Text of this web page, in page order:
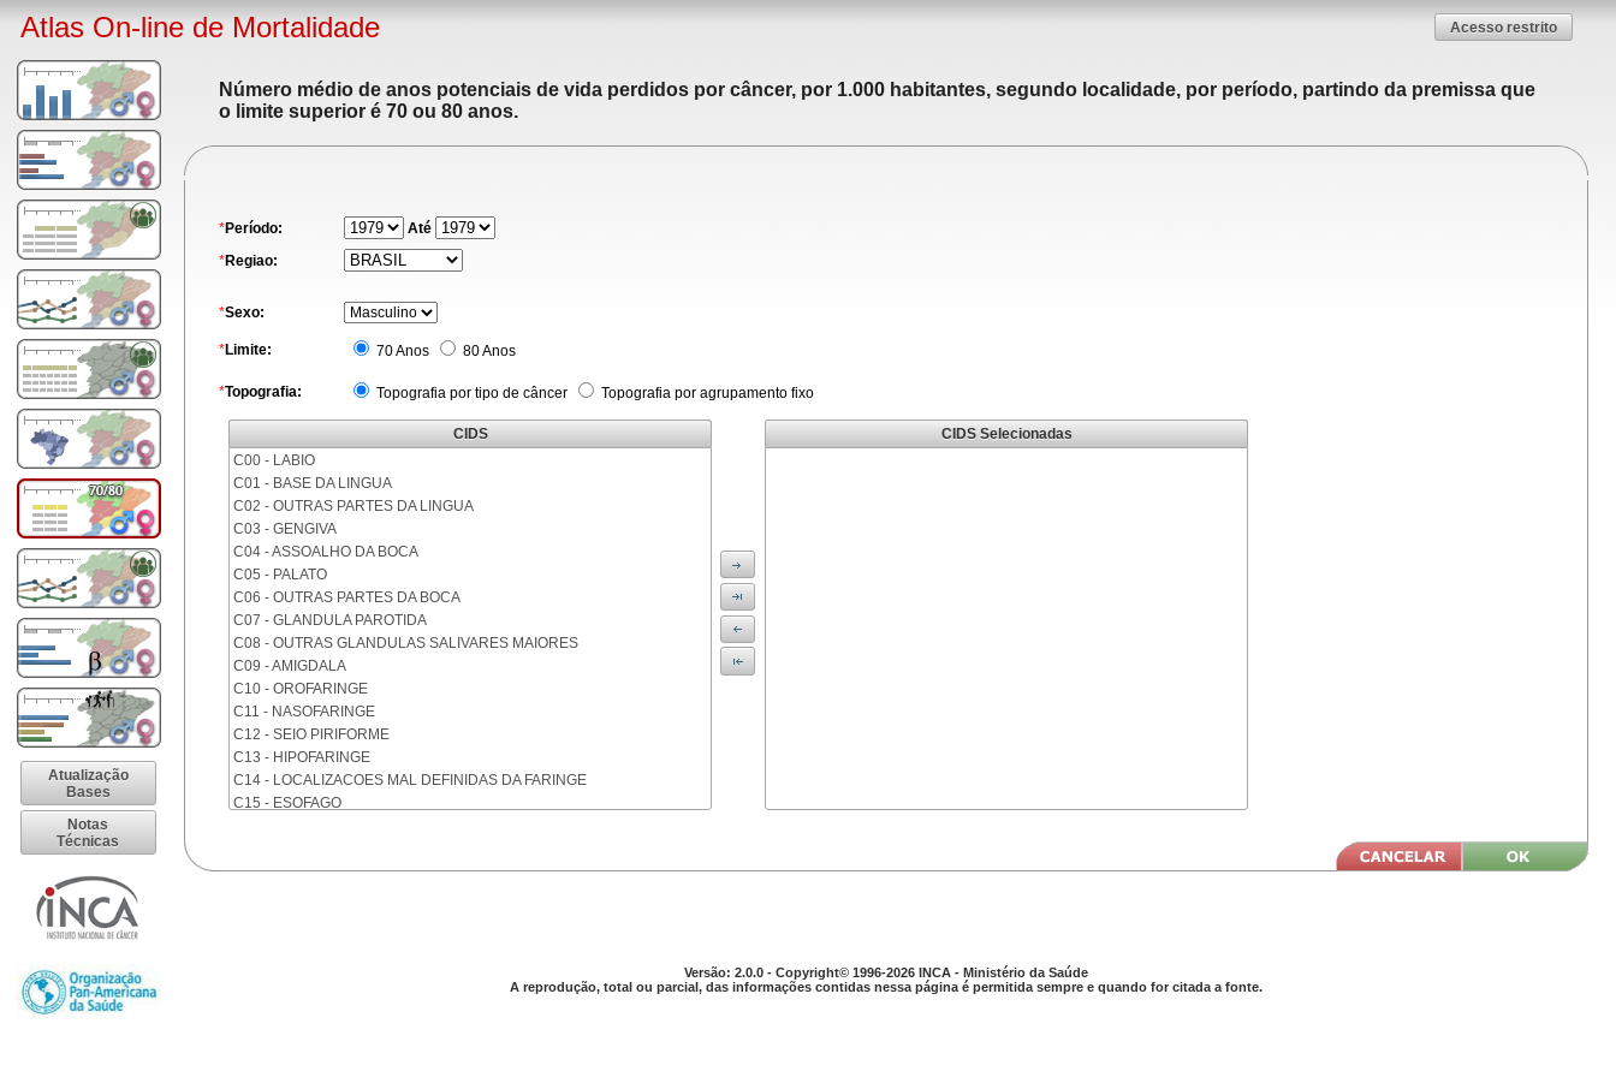
Atlas On-line de Mortalidade Acesso restrito
Atualização
Bases
Notas
Técnicas
Número médio de anos potenciais de vida perdidos por câncer, por 1.000 habitantes, segundo localidade, por período, partindo da premissa que
o limite superior é 70 ou 80 anos.
*Período:
Até
*Regiao:
*Sexo:
*Limite: 70 Anos 80 Anos
*Topografia: Topografia por tipo de câncer Topografia por agrupamento fixo
CIDS
C00 - LABIO
C01 - BASE DA LINGUA
C02 - OUTRAS PARTES DA LINGUA
C03 - GENGIVA
C04 - ASSOALHO DA BOCA
C05 - PALATO
C06 - OUTRAS PARTES DA BOCA
C07 - GLANDULA PAROTIDA
C08 - OUTRAS GLANDULAS SALIVARES MAIORES
C09 - AMIGDALA
C10 - OROFARINGE
C11 - NASOFARINGE
C12 - SEIO PIRIFORME
C13 - HIPOFARINGE
C14 - LOCALIZACOES MAL DEFINIDAS DA FARINGE
C15 - ESOFAGO
C18 - COLON
CIDS Selecionadas
Versão: 2.0.0 - Copyright© 1996-2026 INCA - Ministério da Saúde
A reprodução, total ou parcial, das informações contidas nessa página é permitida sempre e quando for citada a fonte.